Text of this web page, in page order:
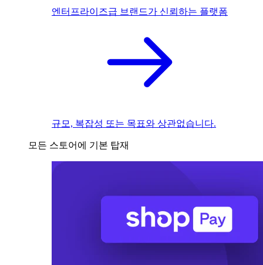
엔터프라이즈급 브랜드가 신뢰하는 플랫폼
규모, 복잡성 또는 목표와 상관없습니다.
모든 스토어에 기본 탑재